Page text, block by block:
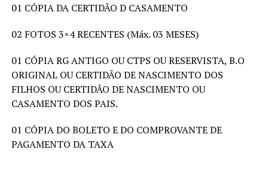
01 CÓPIA DA CERTIDÃO D CASAMENTO
02 FOTOS 3×4 RECENTES (Máx. 03 MESES)
01 CÓPIA RG ANTIGO OU CTPS OU RESERVISTA, B.O
ORIGINAL OU CERTIDÃO DE NASCIMENTO DOS
FILHOS OU CERTIDÃO DE NASCIMENTO OU
CASAMENTO DOS PAIS.
01 CÓPIA DO BOLETO E DO COMPROVANTE DE
PAGAMENTO DA TAXA